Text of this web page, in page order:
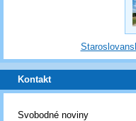
Kontakt
Svobodné noviny